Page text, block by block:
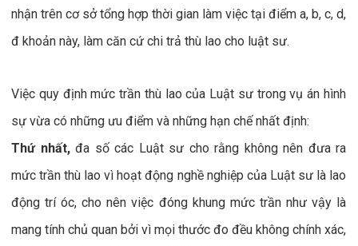
nhận trên cơ sở tổng hợp thời gian làm việc tại điểm a, b, c, d,
đ khoản này, làm căn cứ chi trả thù lao cho luật sư.
Việc quy định mức trần thù lao của Luật sư trong vụ án hình
sự vừa có những ưu điểm và những hạn chế nhất định:
Thứ nhất,đa số các Luật sư cho rằng không nên đưa ra
mức trần thù lao vì hoạt động nghề nghiệp của Luật sư là lao
động trí óc, cho nên việc đóng khung mức trần như vậy là
mang tính chủ quan bởi vì mọi thước đo đều không chính xác,